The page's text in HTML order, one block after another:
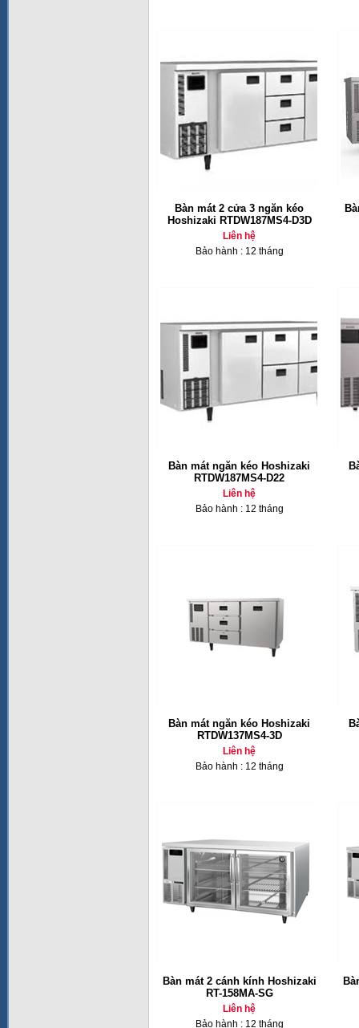
Bàn mát 2 cửa 3 ngăn kéo
Hoshizaki RTDW187MS4-D3D
Liên hệ
Bảo hành : 12 tháng
Bàn mát ngăn kéo Hoshizaki
RTDW187MS4-D22
Liên hệ
Bảo hành : 12 tháng
Bàn mát ngăn kéo Hoshizaki
RTDW137MS4-3D
Liên hệ
Bảo hành : 12 tháng
Bàn mát 2 cánh kính Hoshizaki
RT-158MA-SG
Liên hệ
Bảo hành : 12 tháng